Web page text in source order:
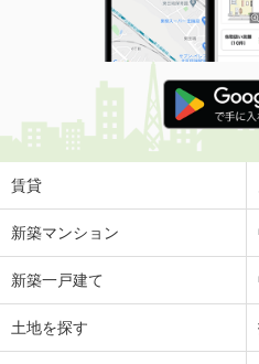
賃貸
新築マンション
新築一戸建て
土地を探す